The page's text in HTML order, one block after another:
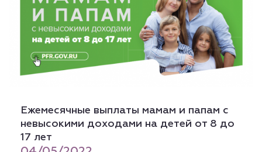
Ежемесячные выплаты мамам и папам с
невысокими доходами на детей от 8 до
17 лет